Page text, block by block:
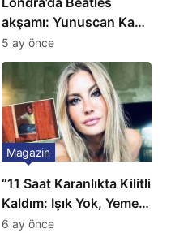
akşamı: Yunuscan Kaya
klasik yorumuyla
sahnede
5 ay önce
“11 Saat Karanlıkta Kilitli
Kaldım: Işık Yok, Yemek
Yok, Tuvalet Yok!”
Magazin
6 ay önce